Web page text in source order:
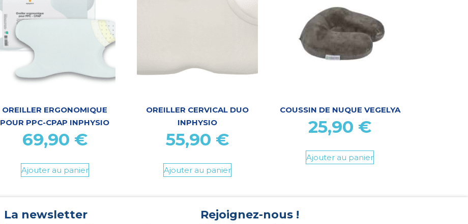
OREILLER ERGONOMIQUE
POUR PPC-CPAP INPHYSIO
69,90 €
Ajouter au panier
OREILLER CERVICAL DUO
INPHYSIO
55,90 €
Ajouter au panier
COUSSIN DE NUQUE VEGELYA
25,90 €
Ajouter au panier
La newsletter Rejoignez-nous !